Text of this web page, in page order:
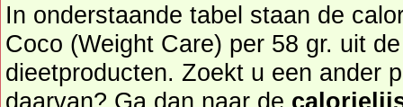
In onderstaande tabel staan de
Coco (Weight Care) per 58 gr. uit
dieetproducten. Zoekt u een ander product en de calorieën
daarvan? Ga dan naar de